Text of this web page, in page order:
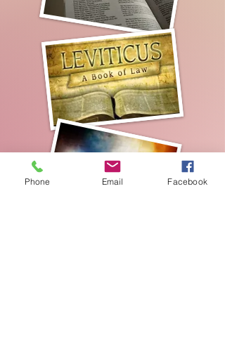
Phone Email Facebook